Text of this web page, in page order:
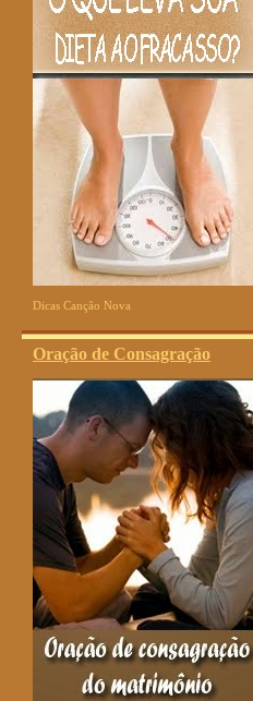
Dicas Canção Nova
Oração de Consagração